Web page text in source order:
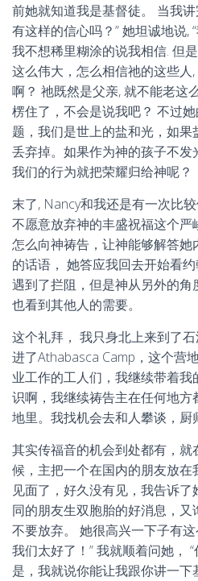
前她就知道我是基督徒。 当我
有这样的信心吗？” 她坦诚地说,
我不想稀里糊涂的说我相信. 但
这么伟大，怎么相信祂的这些人
啊？ 祂既然是父亲, 就不能老这
楞住了，不会是说我吧？ 不过
题，我们是世上的盐和光，如
丢弃掉。如果作为神的孩子不
我们的行为就把荣耀归给神呢？
末了, Nancy和我还是有一次比
不愿意放弃神的丰盛祝福这个
怎么向神祷告，让神能够解答
的话语， 她答应我回去开始看
遇到了拦阻，但是神从另外的角
也看到其他人的需要。
这个礼拜， 我只身北上来到了
进了Athabasca Camp，这个营
业工作的工人们，我继续带着我
识啊，我继续祷告主在任何地
地里。我找机会去和人攀谈，厨
其实传福音的机会到处都有，
候，主把一个在国内的朋友放
见面了，好久没有见，我告诉
同的朋友生双胞胎的好消息，又
不要放弃。 她很高兴一下子有
我们太好了！” 我就顺着问她，
是，我就说你能让我跟你讲一下